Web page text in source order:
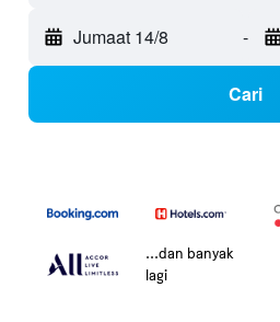
Jumaat 14/8 -
Cari
...dan banyak
lagi